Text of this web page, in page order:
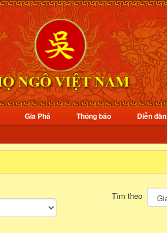
Gia Phả Thông báo Diễn đàn
Tìm theo